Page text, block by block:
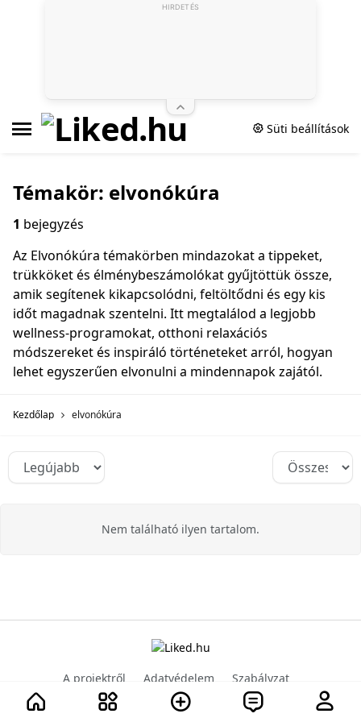
Süti beállítások
Témakör: elvonókúra
1 bejegyzés
Az Elvonókúra témakörben mindazokat a tippeket,
trükköket és élménybeszámolókat gyűjtöttük össze,
amik segítenek kikapcsolódni, feltöltődni és egy kis
időt magadnak szentelni. Itt megtalálod a legjobb
wellness‑programokat, otthoni relaxációs
módszereket és inspiráló történeteket arról, hogyan
lehet egyszerűen elvonulni a mindennapok zajától.
Kezdőlap elvonókúra
Nem található ilyen tartalom.
A projektről Adatvédelem Szabályzat
HIRDETÉS